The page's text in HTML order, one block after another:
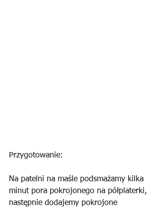
Przygotowanie:
Na patelni na maśle podsmażamy kilka
minut pora pokrojonego na półplaterki,
następnie dodajemy pokrojone